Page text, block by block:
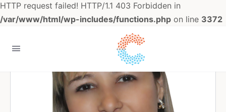
HTTP request failed! HTTP/1.1 403 Forbidden in
/var/www/html/wp-includes/functions.php on line 3372